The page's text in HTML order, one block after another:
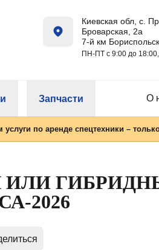
Киевская обл, с.
Броварская, 2а
7-й км
ПН-ПТ с 9:00 до
Запчасти О
услуги по аренде спецтехники –
ИЛИ